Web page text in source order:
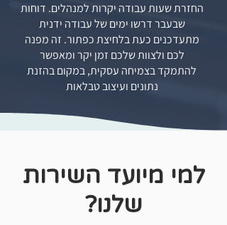
החזרת שעות עבודה יקרות למנהלים. דוחות
שבעבר דרשו ימים של עבודה ידנית
מתעדכנים כעת בלחיצת כפתור. זה מפנה
לכם ולצוות שלכם זמן יקר ומאפשר
להתמקד בצמיחה עסקית, במקום בהזנת
נתונים ועיצוב טבלאות
למי מיועד השירות
שלנו?